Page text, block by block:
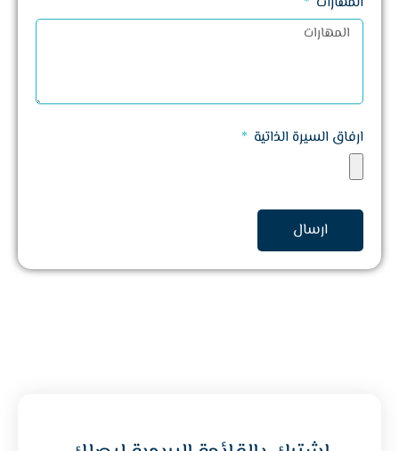
ارفاق السيرة الذاتية
ارسال